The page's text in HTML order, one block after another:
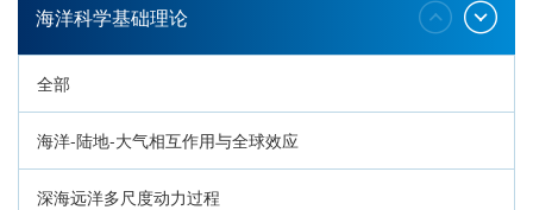
海洋科学基础理论
全部
海洋-陆地-大气相互作用与全球效应
深海远洋多尺度动力过程